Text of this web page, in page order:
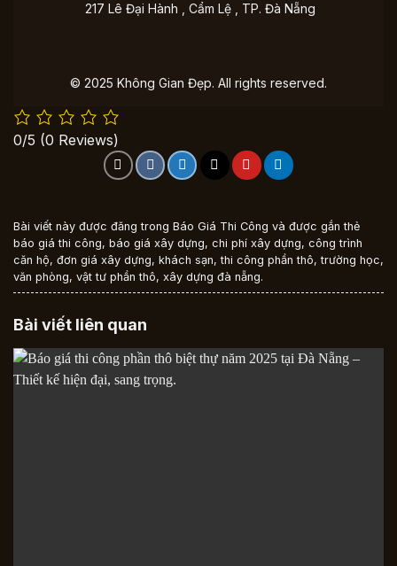
217 Lê Đại Hành , Cẩm Lệ , TP. Đà Nẵng
© 2025 Không Gian Đẹp. All rights reserved.
0/5 (0 Reviews)
Bài viết này được đăng trong Báo Giá Thi Công và được gắn thẻ
báo giá thi công, báo giá xây dựng, chi phí xây dựng, công trình
căn hộ, đơn giá xây dựng, khách sạn,thi công phần thô,trường học,
văn phòng, vật tư phần thô, xây dựng đà nẵng.
Bài viết liên quan